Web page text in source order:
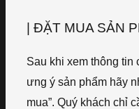
| ĐẶT MUA SẢN
Sau khi xem thông tin
ưng ý sản phẩm hãy
mua”. Quý khách chỉ